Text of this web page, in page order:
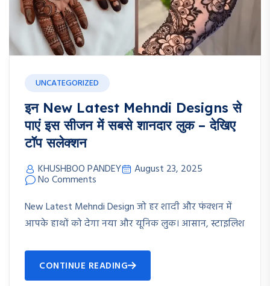
UNCATEGORIZED
इन New Latest Mehndi Designs से
पाएं इस सीजन में सबसे शानदार लुक – देखिए
टॉप सलेक्शन
KHUSHBOO PANDEY August 23, 2025
No Comments
New Latest Mehndi Design जो हर शादी और फंक्शन में
आपके हाथों को देगा नया और यूनिक लुक। आसान, स्टाइलिश
CONTINUE READING